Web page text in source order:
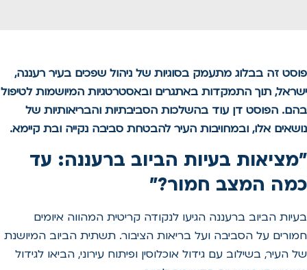
פוסט זה בבלוג מתעמק בסוגיות של ניהול שפכים בעיר רעננה,
ישראל, תוך התמקדות באתגרים ובאסטרטגיות המיושמות לטיפול
בהם. הפוסט דן עוד בהשלכות הסביבתיות והבריאותיות של
נושאים אלו, ובמחויבות העיר להבטחת סביבה נקייה ובת קיימא.
"מציאות בעיות הביוב ברעננה: עד
כמה המצב חמור?"
בעיות הביוב ברעננה הגיעו לנקודה קריטית המהווה איומים
חמורים על הסביבה ועל בריאות הציבור. תשתית הביוב המיושנת
של העיר, בשילוב עם גידול אוכלוסין ופיתוח עירוני, הביאו לגידול